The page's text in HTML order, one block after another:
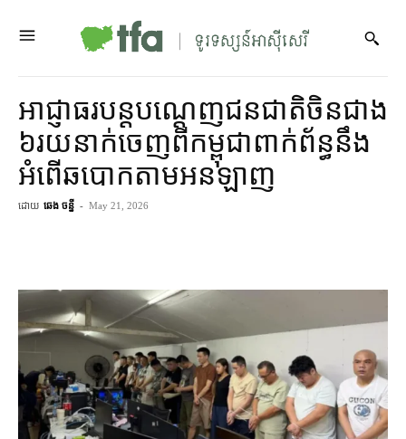
អាជ្ញាធរ​បន្ត​បណ្ដេញ​ជនជាតិ​ចិន​ជាង
៦​រយ​នាក់​ចេញពី​កម្ពុជា​ពាក់ព័ន្ធ​នឹង​
អំពើ​ឆបោក​តាម​អនឡាញ
ដោយ ឆេង ចន្នី - May 21, 2026